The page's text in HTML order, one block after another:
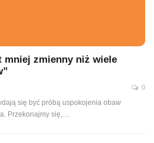
mniej zmienny niż wiele
0
się być próbą uspokojenia obaw
Przekonajmy się,